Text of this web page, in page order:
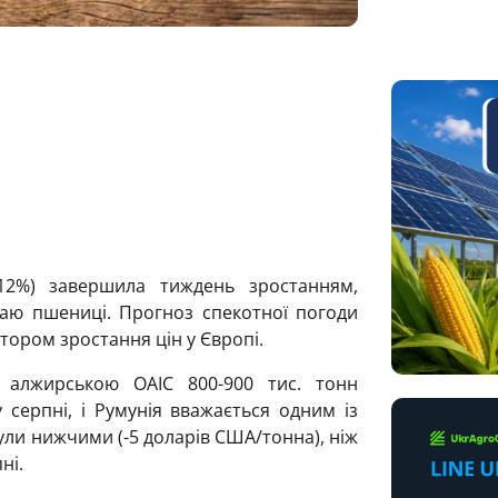
завершила тиждень зростанням,
пшениці. Прогноз спекотної погоди
зростання цін у Європі.
алжирською OAIC 800-900 тис. тонн
і Румунія вважається одним із
нижчими (-5 доларів США/тонна), ніж